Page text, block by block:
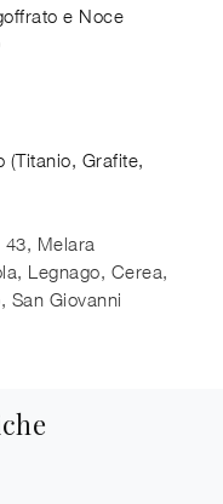
e Noce
(Titanio, Grafite,
43, Melara
Legnago, Cerea,
San Giovanni